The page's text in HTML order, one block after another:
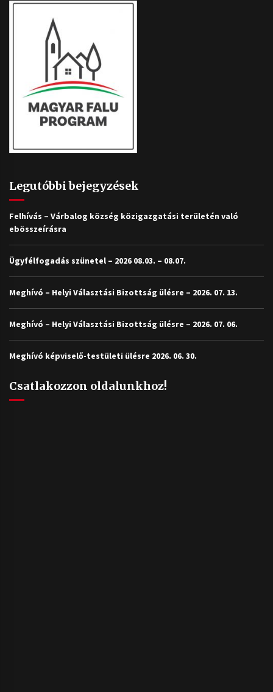
Legutóbbi bejegyzések
Felhívás – Várbalog község közigazgatási területén való
ebösszeírásra
Ügyfélfogadás szünetel – 2026 08.03. – 08.07.
Meghívó – Helyi Választási Bizottság ülésre – 2026. 07. 13.
Meghívó – Helyi Választási Bizottság ülésre – 2026. 07. 06.
Meghívó képviselő-testületi ülésre 2026. 06. 30.
Csatlakozzon oldalunkhoz!